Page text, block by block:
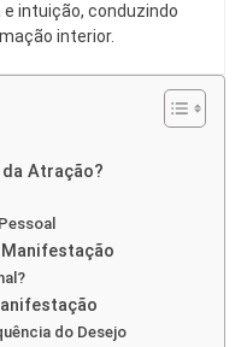
intuição, conduzindo
interior.
Atração?
do Desejo